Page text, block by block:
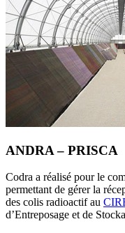
ANDRA – PRISCA
Codra a réalisé pour le
permettant de gérer la
des colis radioactif au
d’Entreposage et de